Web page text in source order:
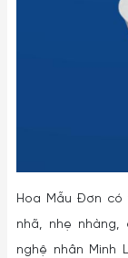
Hoa Mẫu Đơn
nhã, nhẹ
nghệ nhân Minh